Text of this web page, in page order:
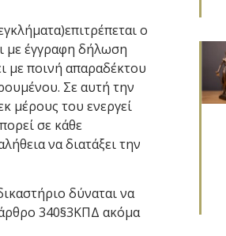
ο
με έγγραφη δήλωση
με ποινή απαραδέκτου
Σε αυτή την
μέρους του ενεργεί
σε κάθε
να διατάξει την
δύναται να
άρθρο 340§3ΚΠΔ ακόμα